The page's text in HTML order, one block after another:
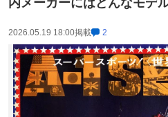
内メーカーにはどんなモデ
2026.05.19 18:00掲載 2